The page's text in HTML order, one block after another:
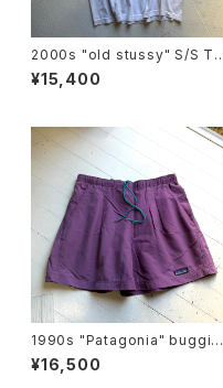
2000s "old stussy" S/S T-
shirt
¥15,400
1990s "Patagonia" buggie
s shorts
¥16,500